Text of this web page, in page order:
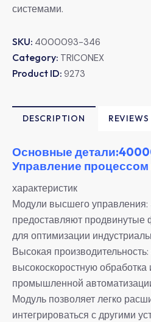
системами.
SKU: 4000093-346
Category: TRICONEX
Product ID: 9273
DESCRIPTION
Основные
Управление процессом
характеристик
Модули высшего
предоставляют продвинутые
для оптимизации
Высокая
высокоскоростную обработка
промышленной
Модуль позволяет легко
интегрироваться с другими